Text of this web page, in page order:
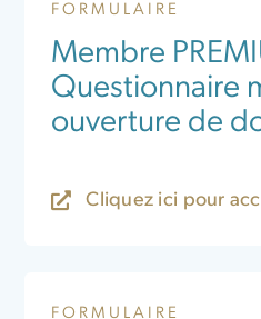
FORMULAIRE
Membre
Questionnaire
ouverture de
Cliquez ici pour
FORMULAIRE